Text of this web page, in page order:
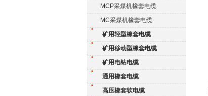
MCP采煤机橡套电缆
MC采煤机橡套电缆
矿用轻型橡套电缆
矿用移动型橡套电缆
矿用电钻电缆
通用橡套电缆
高压橡套软电缆